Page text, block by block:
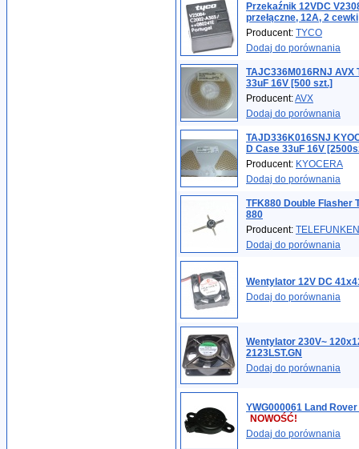
Przekaźnik 12VDC
przełączne, 12A, 2 cewki
Producent: TYCO
Dodaj do porównania
TAJC336M016RNJ
33uF 16V [500 szt.]
Producent:AVX
Dodaj do porównania
TAJD336K016SNJ
D Case 33uF 16V
Producent: KYOCERA
Dodaj do porównania
TFK880 Double Flasher
880
Producent: TELEFUNKEN
Dodaj do porównania
Wentylator 12V DC
Dodaj do porównania
Wentylator 230V~
2123LST.GN
Dodaj do porównania
YWG000061 Land
NOWOŚĆ!
Dodaj do porównania